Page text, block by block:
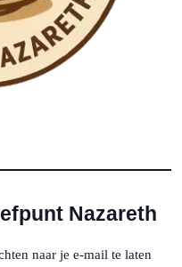
Nazareth
naar je e-mail te laten